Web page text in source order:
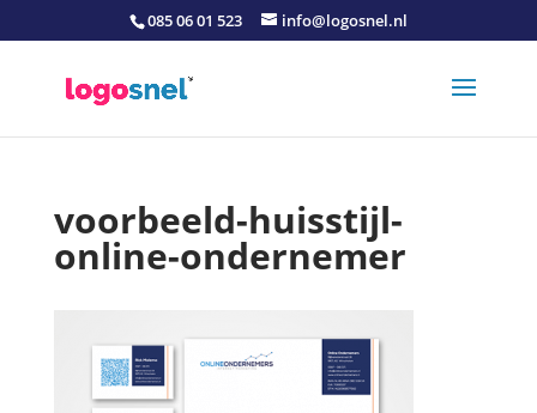
085 06 01 523 info@logosnel.nl
voorbeeld-huisstijl-
online-ondernemer